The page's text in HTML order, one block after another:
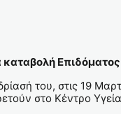
του, στις 19
στο Κέντρο